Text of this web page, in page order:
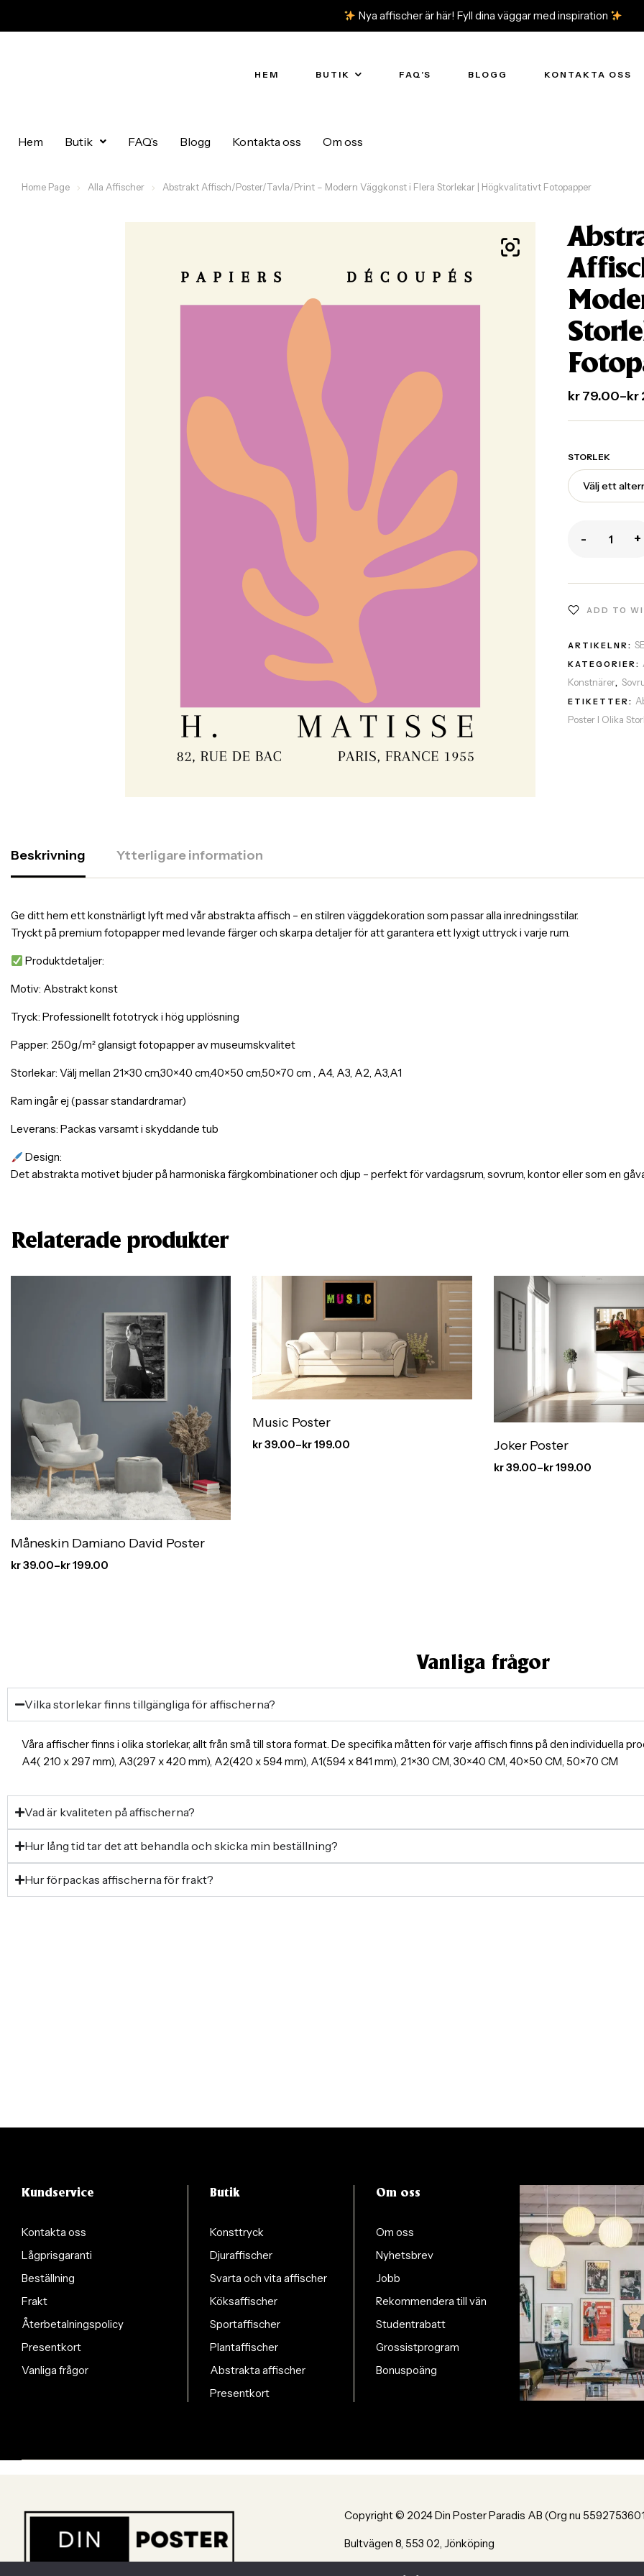
Nya affischer är här! Fyll dina väggar med inspiration
HEM BUTIK FAQ’S BLOGG KONTAKTA OSS
Hem Butik FAQ’s Blogg Kontakta oss Om oss
Home Page Alla Affischer Abstrakt Affisch/Poster/Tavla/Print – Modern Väggkonst i Flera Storlekar | Högkvalitativt Fotopapper
kr79.00–kr
STORLEK
- +
ADD TO
ARTIKELNR:
KATEGORIER:
Konstnärer,
ETIKETTER:
Poster I Olika
Beskrivning Ytterligare information
Ge ditt hem ett konstnärligt lyft med vår abstrakta affisch – en stilren väggdekoration som passar alla inredningsstilar.
Tryckt på premium fotopapper med levande färger och skarpa detaljer för att garantera ett lyxigt uttryck i varje rum.
Produktdetaljer:
Motiv: Abstrakt konst
Tryck: Professionellt fototryck i hög upplösning
Papper: 250g/m² glansigt fotopapper av museumskvalitet
Storlekar: Välj mellan 21×30 cm,30×40 cm,40×50 cm,50×70 cm , A4, A3, A2, A3,A1
Ram ingår ej (passar standardramar)
Leverans: Packas varsamt i skyddande tub
Design:
Det abstrakta motivet bjuder på harmoniska färgkombinationer och djup – perfekt för vardagsrum, sovrum, kontor eller som en
Relaterade produkter
Måneskin Damiano David Poster
kr39.00–kr199.00
Music Poster
kr39.00–kr199.00 Joker Poster
kr39.00–kr199.00
Vanliga frågor
Vilka storlekar finns tillgängliga för affischerna?
Våra affischer finns i olika storlekar, allt från små till stora format. De specifika måtten för varje affisch finns på den individuella
A4( 210 x 297 mm), A3(297 x 420 mm), A2(420 x 594 mm), A1(594 x 841 mm), 21×30 CM, 30×40 CM, 40×50 CM, 50×70 CM
Vad är kvaliteten på affischerna?
Hur lång tid tar det att behandla och skicka min beställning?
Hur förpackas affischerna för frakt?
Kundservice
Kontakta oss
Lågprisgaranti
Beställning
Frakt
Återbetalningspolicy
Presentkort
Vanliga frågor
Butik
Konsttryck
Djuraffischer
Svarta och vita affischer
Köksaffischer
Sportaffischer
Plantaffischer
Abstrakta affischer
Presentkort
Om oss
Om oss
Nyhetsbrev
Jobb
Rekommendera till vän
Studentrabatt
Grossistprogram
Bonuspoäng
Copyright © 2024 Din Poster Paradis AB (Org nu
Bultvägen 8, 553 02, Jönköping